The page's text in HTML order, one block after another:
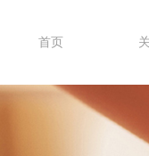
首页